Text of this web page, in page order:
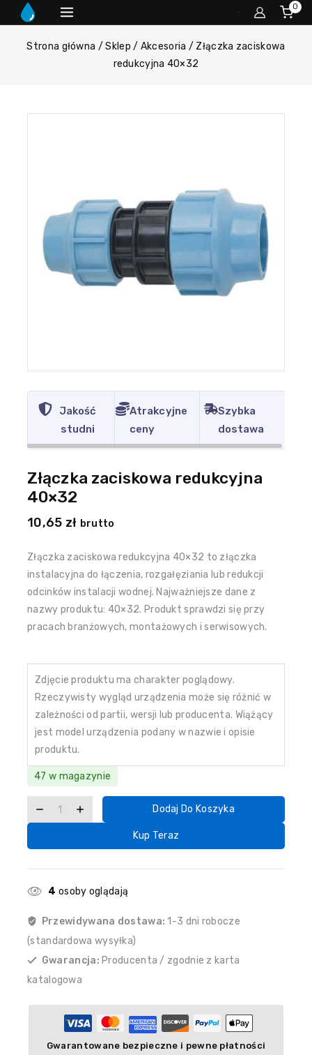
0
Strona główna / Sklep / Akcesoria / Złączka zaciskowa
redukcyjna 40×32
Jakość
studni
Atrakcyjne
ceny
Szybka
dostawa
Złączka zaciskowa redukcyjna
40×32
10,65 zł brutto
Złączka zaciskowa redukcyjna 40×32 to złączka
instalacyjna do łączenia, rozgałęziania lub redukcji
odcinków instalacji wodnej. Najważniejsze dane z
nazwy produktu: 40×32. Produkt sprawdzi się przy
pracach branżowych, montażowych i serwisowych.
Zdjęcie produktu ma charakter poglądowy.
Rzeczywisty wygląd urządzenia może się różnić w
zależności od partii, wersji lub producenta. Wiążący
jest model urządzenia podany w nazwie i opisie
produktu.
47 w magazynie
Dodaj Do Koszyka
Kup Teraz
4 osoby oglądają
Przewidywana dostawa: 1-3 dni robocze
(standardowa wysyłka)
Gwarancja: Producenta / zgodnie z karta
katalogowa
Gwarantowane bezpieczne i pewne płatności